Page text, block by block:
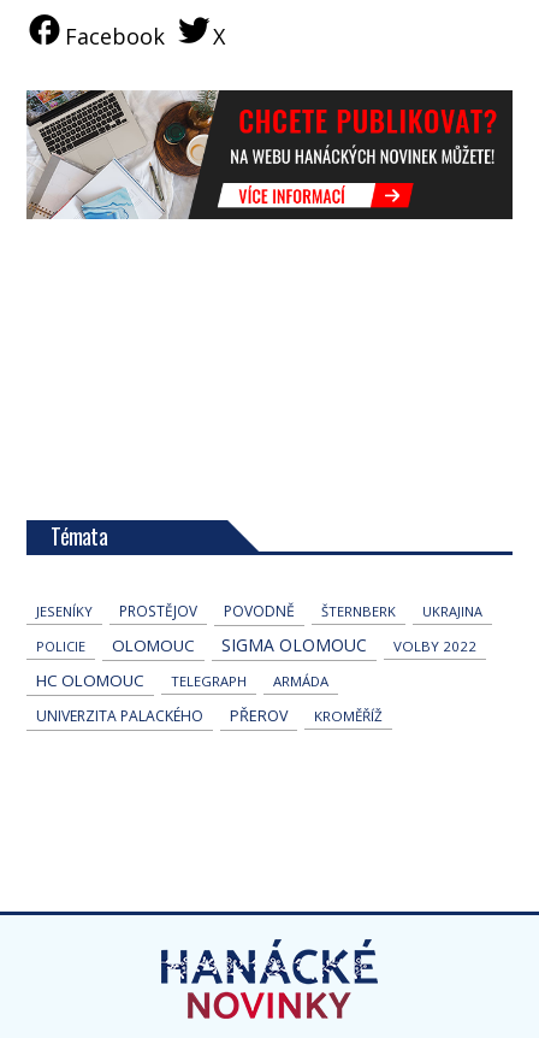
Facebook X
Témata
JESENÍKY PROSTĚJOV POVODNĚ ŠTERNBERK
UKRAJINA
POLICIE
OLOMOUC SIGMA OLOMOUC VOLBY 2022
HC OLOMOUC TELEGRAPH ARMÁDA
UNIVERZITA PALACKÉHO PŘEROV KROMĚŘÍŽ